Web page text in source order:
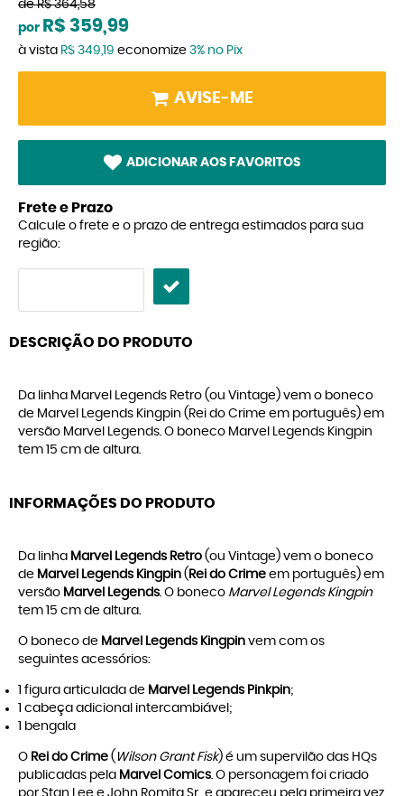
de R$ 364,58
por R$ 359,99
à vista R$ 349,19 economize 3% no Pix
AVISE-ME
ADICIONAR AOS FAVORITOS
Frete e Prazo
Calcule o frete e o prazo de entrega estimados para sua
região:
DESCRIÇÃO DO PRODUTO
Da linha Marvel Legends Retro (ou Vintage) vem o boneco
de Marvel Legends Kingpin (Rei do Crime em português) em
versão Marvel Legends. O boneco Marvel Legends Kingpin
tem 15 cm de altura.
INFORMAÇÕES DO PRODUTO
Da linha Marvel Legends Retro (ou Vintage) vem o boneco
de Marvel Legends Kingpin ( Rei do Crime em português) em
versão Marvel Legends. O boneco Marvel Legends Kingpin
tem 15 cm de altura.
O boneco de Marvel Legends Kingpin vem com os
seguintes acessórios:
1 figura articulada de Marvel Legends Pinkpin;
1 cabeça adicional intercambiável;
1 bengala
O Rei do Crime ( Wilson Grant Fisk) é um supervilão das HQs
publicadas pela Marvel Comics. O personagem foi criado